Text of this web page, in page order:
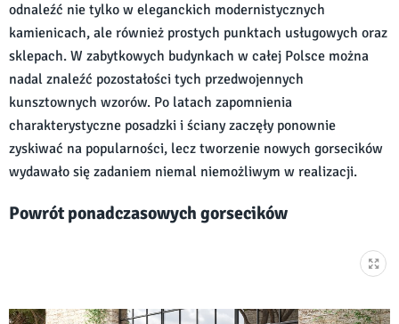
odnaleźć nie tylko w eleganckich modernistycznych
kamienicach, ale również prostych punktach usługowych oraz
sklepach. W zabytkowych budynkach w całej Polsce można
nadal znaleźć pozostałości tych przedwojennych
kunsztownych wzorów. Po latach zapomnienia
charakterystyczne posadzki i ściany zaczęły ponownie
zyskiwać na popularności, lecz tworzenie nowych gorsecików
wydawało się zadaniem niemal niemożliwym w realizacji.
Powrót ponadczasowych gorsecików